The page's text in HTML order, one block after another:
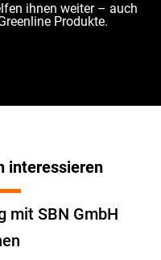
ihnen weiter – auch
Produkte.
interessieren
mit SBN GmbH